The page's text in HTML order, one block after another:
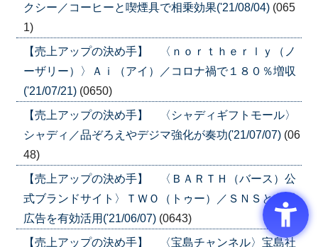
クシー／コーヒーと喫煙具で相乗効果('21/08/04) (065
1)
【売上アップの決め手】 〈ｎｏｒｔｈｅｒｌｙ（ノ
ーザリー）〉Ａｉ（アイ）／コロナ禍で１８０％増収
('21/07/21) (0650)
【売上アップの決め手】 〈シャディギフトモール〉
シャディ／品ぞろえやデジマ強化が奏功('21/07/07) (06
48)
【売上アップの決め手】 〈ＢＡＲＴＨ（バース）公
式ブランドサイト〉ＴＷＯ（トゥー）／ＳＮＳと交通
広告を有効活用('21/06/07) (0643)
【売上アップの決め手】 〈宝島チャンネル〉宝島社